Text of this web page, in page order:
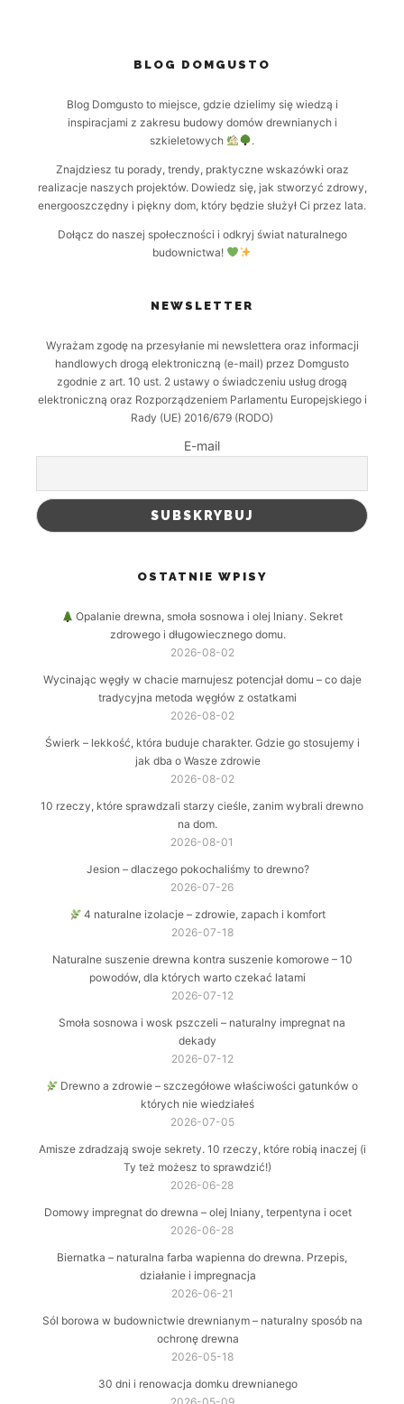
BLOG DOMGUSTO
Blog Domgusto to miejsce, gdzie dzielimy się wiedzą i
inspiracjami z zakresu budowy domów drewnianych i
szkieletowych
.
Znajdziesz tu porady, trendy, praktyczne wskazówki oraz
realizacje naszych projektów. Dowiedz się, jak stworzyć zdrowy,
energooszczędny i piękny dom, który będzie służył Ci przez lata.
Dołącz do naszej społeczności i odkryj świat naturalnego
budownictwa!
NEWSLETTER
Wyrażam zgodę na przesyłanie mi newslettera oraz informacji
handlowych drogą elektroniczną (e-mail) przez Domgusto
zgodnie z art. 10 ust. 2 ustawy o świadczeniu usług drogą
elektroniczną oraz Rozporządzeniem Parlamentu Europejskiego i
Rady (UE) 2016/679 (RODO)
E-mail
OSTATNIE WPISY
Opalanie drewna, smoła sosnowa i olej lniany. Sekret
zdrowego i długowiecznego domu.
2026-08-02
Wycinając węgły w chacie marnujesz potencjał domu – co daje
tradycyjna metoda węgłów z ostatkami
2026-08-02
Świerk – lekkość, która buduje charakter. Gdzie go stosujemy i
jak dba o Wasze zdrowie
2026-08-02
10 rzeczy, które sprawdzali starzy cieśle, zanim wybrali drewno
na dom.
2026-08-01
Jesion – dlaczego pokochaliśmy to drewno?
2026-07-26
4 naturalne izolacje – zdrowie, zapach i komfort
2026-07-18
Naturalne suszenie drewna kontra suszenie komorowe – 10
powodów, dla których warto czekać latami
2026-07-12
Smoła sosnowa i wosk pszczeli – naturalny impregnat na
dekady
2026-07-12
Drewno a zdrowie – szczegółowe właściwości gatunków o
których nie wiedziałeś
2026-07-05
Amisze zdradzają swoje sekrety. 10 rzeczy, które robią inaczej (i
Ty też możesz to sprawdzić!)
2026-06-28
Domowy impregnat do drewna – olej lniany, terpentyna i ocet
2026-06-28
Biernatka – naturalna farba wapienna do drewna. Przepis,
działanie i impregnacja
2026-06-21
Sól borowa w budownictwie drewnianym – naturalny sposób na
ochronę drewna
2026-05-18
30 dni i renowacja domku drewnianego